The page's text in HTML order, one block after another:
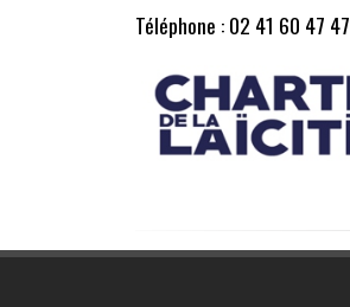
Téléphone : 02 41 60 47 47